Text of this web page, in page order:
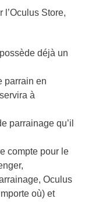
l’Oculus Store,
déjà un
parrain en
à
parrainage qu’il
compte pour le
Oculus
où) et